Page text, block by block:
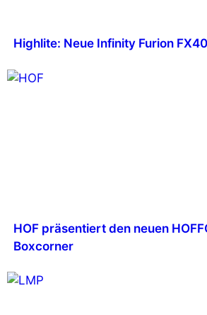
Highlite: Neue Infinity Furion
HOF präsentiert den neuen
Boxcorner